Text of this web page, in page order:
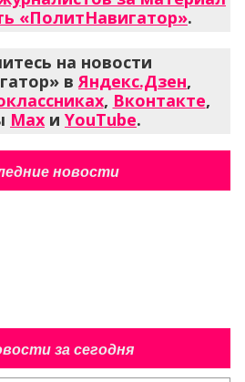
«ПолитНавигатор».
на новости
в Яндекс.Дзен,
, Вконтакте,
Max и YouTube.
новости
за сегодня